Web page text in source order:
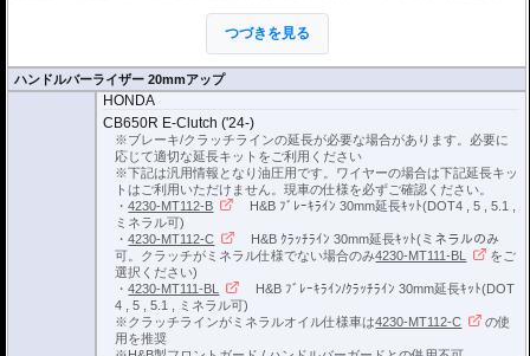
れることもありません。
EUの工業製品安全規格「TÜV」を取得
し、他のヘプコの商品と同様に高い安全
性、信頼性の商品となっております。
※車体の個体差によりブレーキ/クラッチラインの延長が必要な場合がありま
ブレーキ/クラッチラインの延長にはヘプコ&ベッカーの延長キットがおすすめ
をご確認ください。
つづきを見る
ハンドルバーライザー 20mmアップ
HONDA
CB650R E-Clutch ('24-)
※ブレーキ/クラッチラインの延長が必要な場合があります。必要に
応じて適切な延長キットをご利用ください
※下記は汎用情報となり油圧用です。ワイヤーの場合は下記延長キッ
トはご利用いただけません。現車の仕様を必ずご確認ください。
・4230-MT112-B
H&B ﾌﾞﾚｰｷﾗｲﾝ 30mm延長ｷｯﾄ(DOT4 , 5 , 5.1 ,
ミネラル可)
・4230-MT112-C
H&B ｸﾗｯﾁﾗｲﾝ 30mm延長ｷｯﾄ(ミネラルのみ
可。クラッチがミネラル仕様でない場合のみ4230-MT111-BL
をご
選択ください)
・4230-MT111-BL
H&B ﾌﾞﾚｰｷﾗｲﾝ/ｸﾗｯﾁﾗｲﾝ 30mm延長ｷｯﾄ(DOT
4 , 5 , 5.1 , ミネラル可)
※クラッチラインがミネラルオイル仕様車は4230-MT112-C
の使
用を推奨